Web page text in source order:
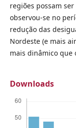
regiões possam
observou-se no
redução das
Nordeste (e mais
mais dinâmico que
Downloads